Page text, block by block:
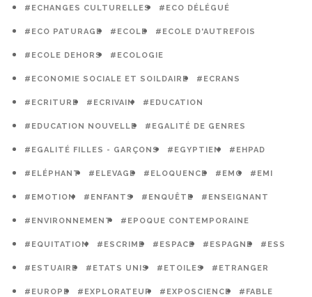
#ECHANGES CULTURELLES #ECO DÉLÉGUÉ
#ECO PATURAGE #ECOLE #ECOLE D'AUTREFOIS
#ECOLE DEHORS #ECOLOGIE
#ECONOMIE SOCIALE ET SOILDAIRE #ECRANS
#ECRITURE #ECRIVAIN #EDUCATION
#EDUCATION NOUVELLE #EGALITÉ DE GENRES
#EGALITÉ FILLES - GARÇONS #EGYPTIEN #EHPAD
#ELÉPHANT #ELEVAGE #ELOQUENCE #EMC #EMI
#EMOTION #ENFANTS #ENQUÊTE #ENSEIGNANT
#ENVIRONNEMENT #EPOQUE CONTEMPORAINE
#EQUITATION #ESCRIME #ESPACE #ESPAGNE #ESS
#ESTUAIRE #ETATS UNIS #ETOILES #ETRANGER
#EUROPE #EXPLORATEUR #EXPOSCIENCE #FABLE